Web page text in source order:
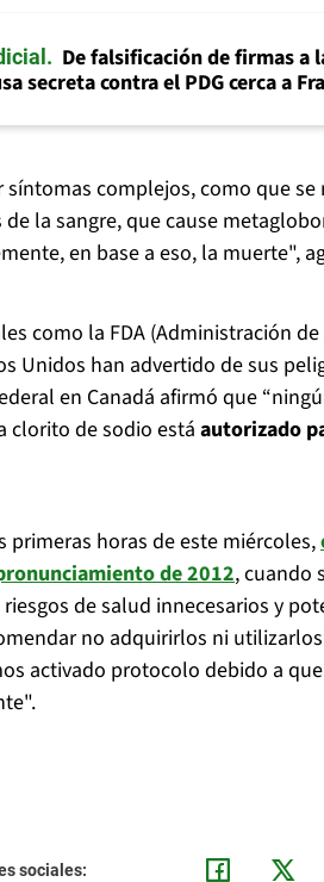
De falsificación de firmas a
secreta contra el PDG cerca a
síntomas complejos, como que
la sangre, que cause
en base a eso, la muerte",
como la FDA (Administración
Unidos han advertido de sus
en Canadá afirmó que
clorito de sodio estáautorizado
primeras horas de este miércoles,
de 2012, cuando
de salud innecesarios y
no adquirirlos ni
activado protocolo debido a
sociales: